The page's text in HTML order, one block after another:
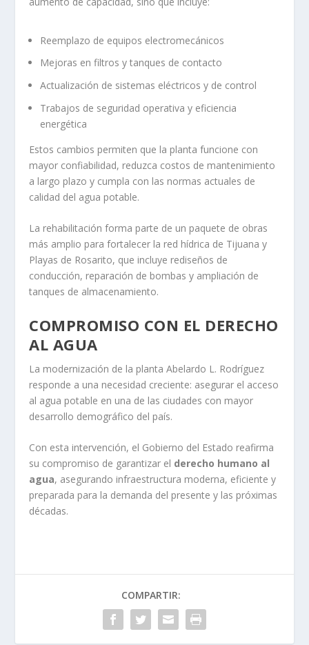
Reemplazo de equipos electromecánicos
Mejoras en filtros y tanques de contacto
Actualización de sistemas eléctricos y de control
Trabajos de seguridad operativa y eficiencia
energética
Estos cambios permiten que la planta funcione con
mayor confiabilidad, reduzca costos de mantenimiento
a largo plazo y cumpla con las normas actuales de
calidad del agua potable.
La rehabilitación forma parte de un paquete de obras
más amplio para fortalecer la red hídrica de Tijuana y
Playas de Rosarito, que incluye rediseños de
conducción, reparación de bombas y ampliación de
tanques de almacenamiento.
COMPROMISO CON EL DERECHO
AL AGUA
La modernización de la planta Abelardo L. Rodríguez
responde a una necesidad creciente: asegurar el acceso
al agua potable en una de las ciudades con mayor
desarrollo demográfico del país.
Con esta intervención, el Gobierno del Estado reafirma
su compromiso de garantizar el derecho humano al
agua, asegurando infraestructura moderna, eficiente y
preparada para la demanda del presente y las próximas
décadas.
COMPARTIR: